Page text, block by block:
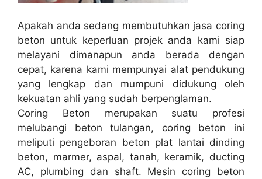
Apakah anda sedang membutuhkan jasa coring
beton untuk keperluan projek anda kami siap
melayani dimanapun anda berada dengan
cepat, karena kami mempunyai alat pendukung
yang lengkap dan mumpuni didukung oleh
kekuatan ahli yang sudah berpenglaman.
Coring Beton merupakan suatu profesi
melubangi beton tulangan, coring beton ini
meliputi pengeboran beton plat lantai dinding
beton, marmer, aspal, tanah, keramik, ducting
AC, plumbing dan shaft. Mesin coring beton